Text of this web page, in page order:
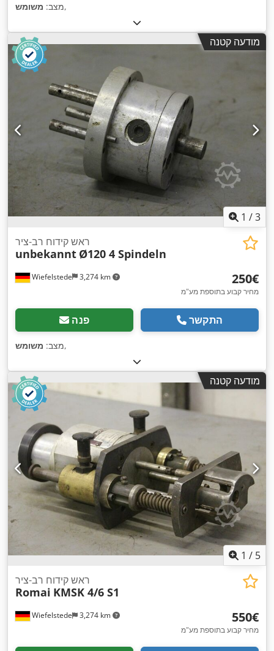
מצב: משומש ,
מודעה קטנה
1 /3
Wiefelstede 3,274 km
ראש קידוח רב-ציר
unbekannt Ø120 4 Spindeln
‏250 ‏€
מחיר קבוע בתוספת מע"מ
פנה התקשר
מצב: משומש ,
מודעה קטנה
1 / 5
Wiefelstede 3,274 km
ראש קידוח רב-ציר
Romai KMSK 4/6 S1
‏550 ‏€
מחיר קבוע בתוספת מע"מ